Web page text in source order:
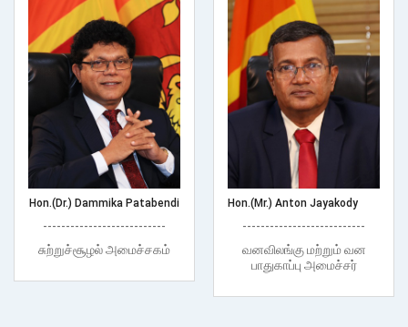
Hon.(Dr.) Dammika Patabendi
---------------------------
சுற்றுச்சூழல் அமைச்சகம்
Hon.(Mr.) Anton Jayakody
---------------------------
வனவிலங்கு மற்றும் வன
பாதுகாப்பு அமைச்சர்